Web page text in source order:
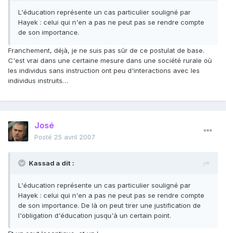
L'éducation représente un cas particulier souligné par
Hayek : celui qui n'en a pas ne peut pas se rendre compte
de son importance.
Franchement, déjà, je ne suis pas sûr de ce postulat de base.
C'est vrai dans une certaine mesure dans une société rurale où
les individus sans instruction ont peu d'interactions avec les
individus instruits…
José
Posté 25 avril 2007
Kassad a dit :
L'éducation représente un cas particulier souligné par
Hayek : celui qui n'en a pas ne peut pas se rendre compte
de son importance. De là on peut tirer une justification de
l'obligation d'éducation jusqu'à un certain point.